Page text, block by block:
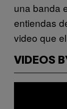
una banda
entiendas
video que
VIDEOS